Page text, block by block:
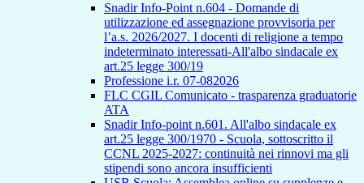
Snadir Info-Point n.604 - Domande di
utilizzazione ed assegnazione provvisoria per
l’a.s. 2026/2027. I docenti di religione a tempo
indeterminato interessati-All'albo sindacale ex
art.25 legge 300/19
Professione i.r. 07-082026
FLC CGIL Comunicato - trasparenza graduatorie
ATA
Snadir Info-point n.601. All'albo sindacale ex
art.25 legge 300/1970 - Scuola, sottoscritto il
CCNL 2025-2027: continuità nei rinnovi ma gli
stipendi sono ancora insufficienti